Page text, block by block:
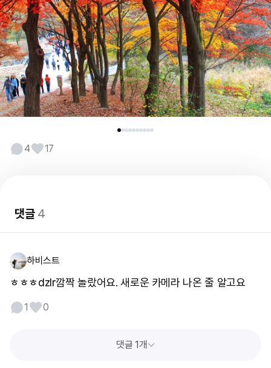
4 17
댓글4
하비스트
ㅎㅎㅎdzlr깜짝 놀랐어요. 새로운 카메라 나온 줄 알고요
1 0
댓글 1개